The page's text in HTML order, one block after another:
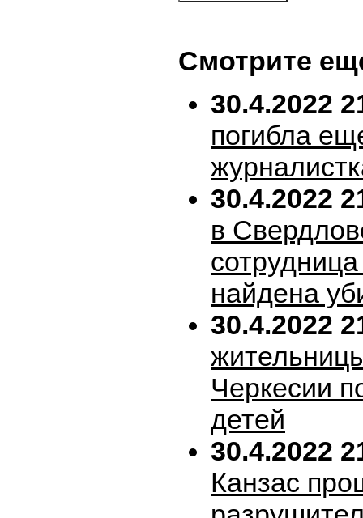
Смотрите
30.4.2022
погибла
30.4.2022
в
найдена
30.4.2022
Черкесии
детей
30.4.2022
Канзас